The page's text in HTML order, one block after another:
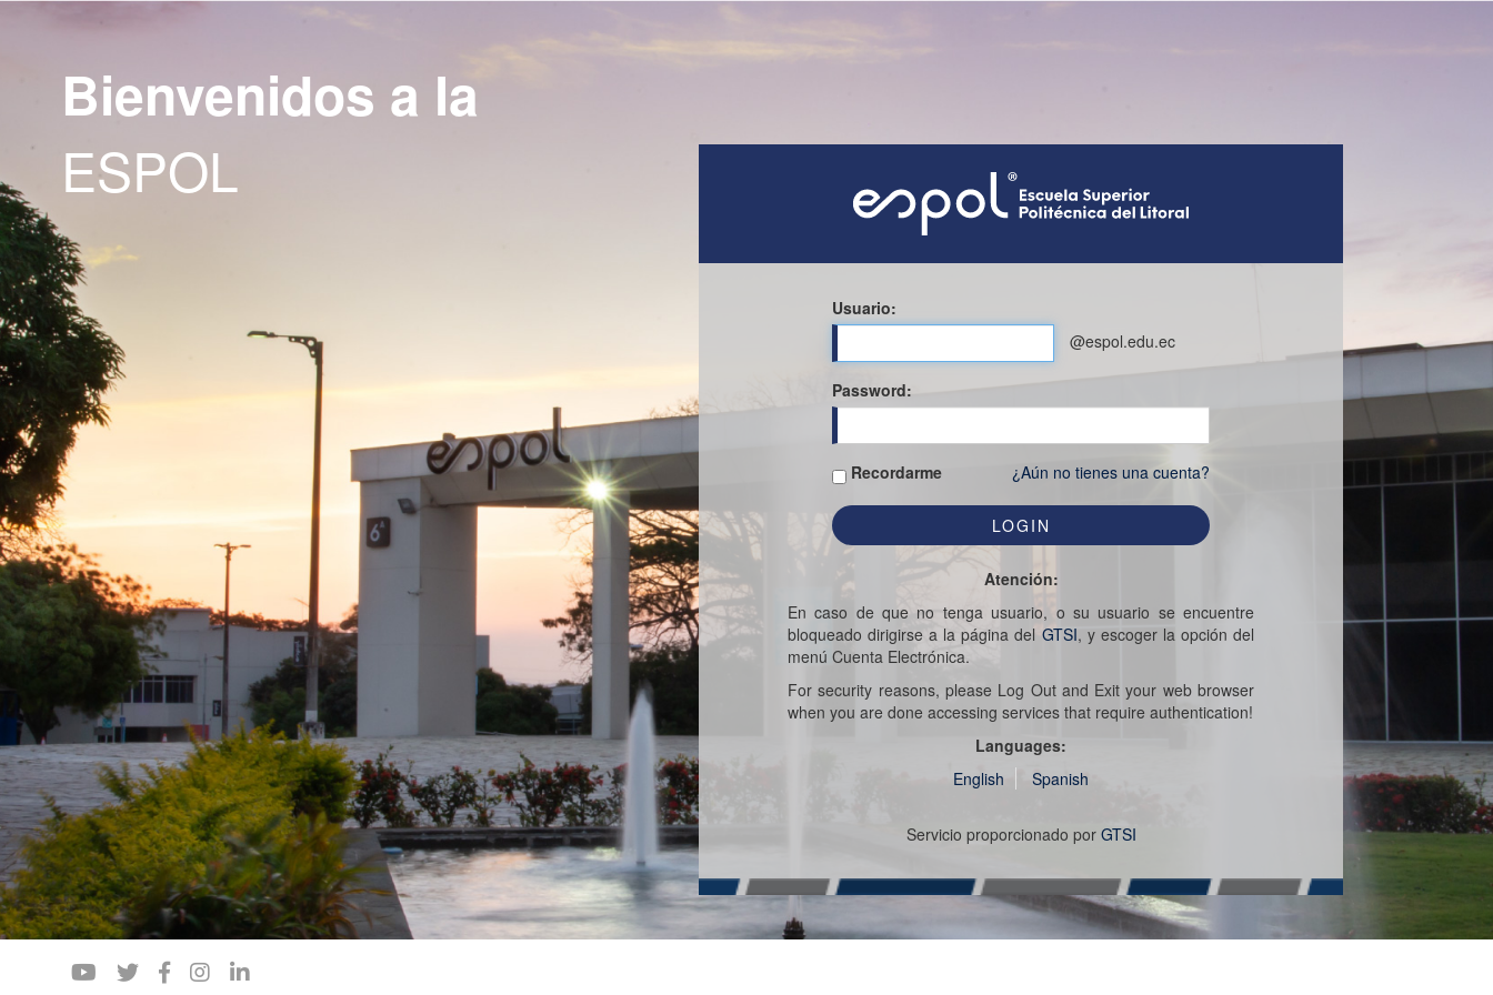
Bienvenidos a la
ESPOL
Usuario:
@espol.edu.ec
Password:
Recordarme ¿Aún no tienes una cuenta?
Atención:
En caso de que no tenga usuario, o su usuario se encuentre
bloqueado dirigirse a la página del GTSI, y escoger la opción del
menú Cuenta Electrónica.
For security reasons, please Log Out and Exit your web browser
when you are done accessing services that require authentication!
Languages:
English
Spanish
Servicio proporcionado por GTSI